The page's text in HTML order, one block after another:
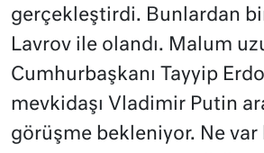
gerçekleştirdi. Bunlardan
Lavrov ile olandı. Malum
Cumhurbaşkanı Tayyip
mevkidaşı Vladimir Putin
görüşme bekleniyor. Ne